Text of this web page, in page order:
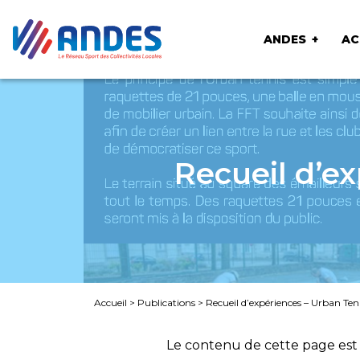
ANDES
Recueil
Accueil > Publications > Recueil d’expériences – Urban
Le contenu de cette page